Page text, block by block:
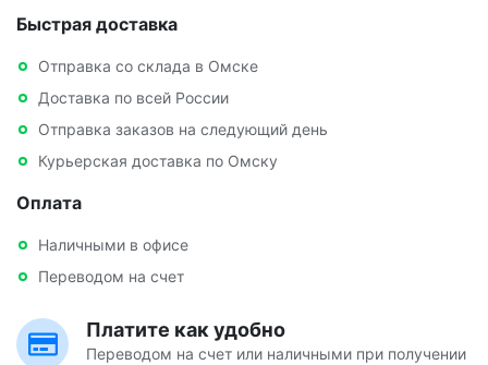
Быстрая доставка
Отправка со склада в Омске
Доставка по всей России
Отправка заказов на следующий день
Курьерская доставка по Омску
Оплата
Наличными в офисе
Переводом на счет
Платите как удобно
Переводом на счет или наличными при получении